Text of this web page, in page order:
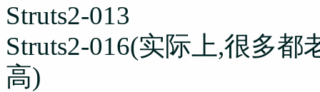
Struts2-013
Struts2-016(实际上,很多
高)